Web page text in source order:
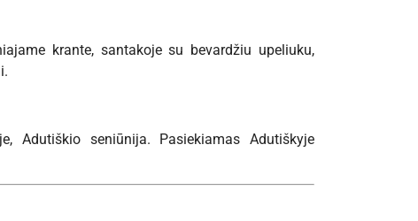
krante, santakoje su bevardžiu upeliuku,
Adutiškio seniūnija. Pasiekiamas Adutiškyje